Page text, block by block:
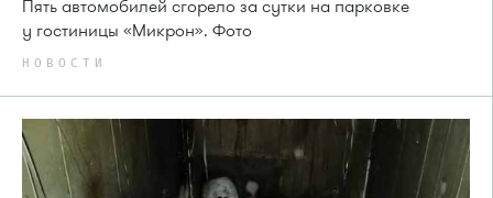
Пять автомобилей сгорело за сутки на парковке
у гостиницы «Микрон». Фото
НОВОСТИ